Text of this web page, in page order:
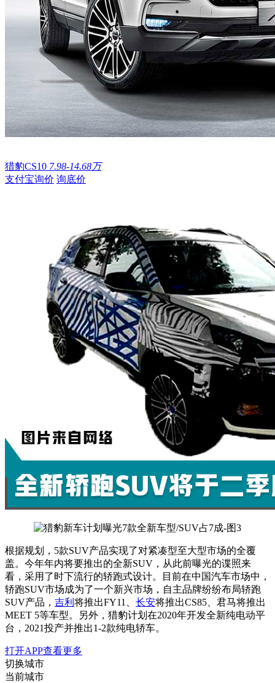
猎豹CS10 7.98-14.68万
支付宝询价 询底价
根据规划，5款SUV产品实现了对紧凑型至大型市场的全覆
盖。今年年内将要推出的全新SUV，从此前曝光的谍照来
看，采用了时下流行的轿跑式设计。目前在中国汽车市场中，
轿跑SUV市场成为了一个新兴市场，自主品牌纷纷布局轿跑
SUV产品， 吉利 将推出FY11、 长安将推出CS85、君马将推出
MEET 5等车型。另外，猎豹计划在2020年开发全新纯电动平
台，2021投产并推出1-2款纯电轿车。
打开APP查看更多
切换城市
当前城市